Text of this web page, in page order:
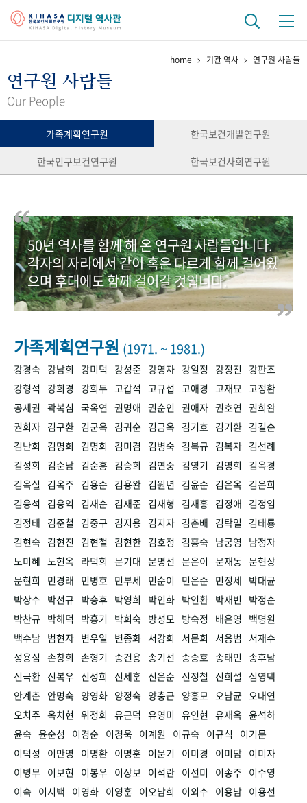
걸어온 길 기관 변천사
연구 역사
정책과 연구 키워드로 보는 연구 역사
연구자들
간행물 변천사
기록물 아카이브
사진 아카이브 문서 기록물 행정박물 영상 기록물
50+1주년 기념
+1
VR 역사관
home 기관 역사 연구원 사람들
연구원 사람들
Our People
가족계획연구원
한국보건개발연구원
한국인구보건연구원
한국보건사회연구원
50년 역사를 함께 해 온 연구원 사람들입니다.
각자의 자리에서 같이 혹은 다르게 함께 걸어왔
으며 후대에도 함께 걸어갈 것입니다.
가족계획연구원 (1971. ~ 1981.)
강경숙 강남희 강미덕 강성준 강영자 강일정 강정진
강판조
강형석
강희경 강희두 고갑석 고규섭 고애경 고재묘 고정환
공세권 곽복심 국옥연 권명애 권순인 권애자 권호연 권희완
권희자 김구환 김군옥 김귀순 김금옥 김기호 김기환 김길순
김난희
김명희 김명희 김미겸 김병숙 김복규 김복자 김선례
김성희
김순남 김순흥 김승희 김연중 김영기 김영희
김옥경
김옥실
김옥주 김용순 김용완 김원년 김윤순 김은옥 김은희
김응석
김응익 김재순 김재준 김재형 김재홍 김정애 김정임
김정태 김준철 김중구 김지용 김지자 김춘배 김탁일
김태룡
김현숙 김현진 김현철 김현한 김호정 김홍숙 남궁영
남정자
노미혜 노현옥 라덕희 문기대 문명선 문은이 문재동 문현상
문현희
민경래 민병호 민부세 민순이 민은준 민정세 박대균
박상수 박선규 박승후 박영희 박인화 박인환 박재빈
박정순
박찬규 박해덕 박흥기 박희숙 방성모 방숙정 배은영
백명원
백수남 범현자 변우일 변종화 서강희 서문희 서응범
서재수
성용심 손창희 손형기 송건용 송기선 송승호 송태민 송후남
신극환 신복우 신성희 신세훈 신은순 신정철 신희설
심영택
안계춘 안명숙 양영화 양정숙 양충근 양홍모 오남균 오대연
오치주 옥치현 위정희 유근덕 유영미 유인현 유재옥 윤석하
윤숙 윤순성 이경순 이경욱 이계원 이규숙 이규식
이기문
이덕성
이만영 이명환 이명훈 이문기 이미경 이미담 이미자
이병무 이보현 이봉우 이상보 이석란 이선미 이송주 이수영
이숙 이시백 이영화 이영훈 이오남희 이외수 이용남 이용선